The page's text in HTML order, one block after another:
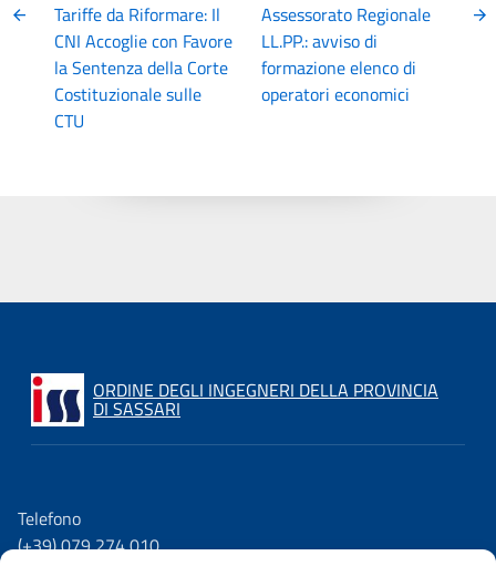
Tariffe da Riformare: Il
CNI Accoglie con Favore
la Sentenza della Corte
Costituzionale sulle
CTU
Assessorato Regionale
LL.PP.: avviso di
formazione elenco di
operatori economici
ORDINE DEGLI INGEGNERI DELLA PROVINCIA
DI SASSARI
Telefono
(+39) 079 274 010